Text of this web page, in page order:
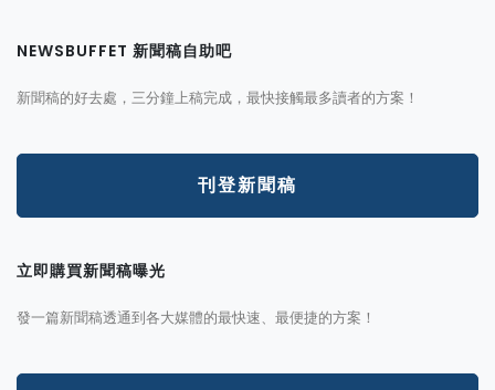
NEWSBUFFET 新聞稿自助吧
新聞稿的好去處，三分鐘上稿完成，最快接觸最多讀者的方案！
刊登新聞稿
立即購買新聞稿曝光
發一篇新聞稿透通到各大媒體的最快速、最便捷的方案！